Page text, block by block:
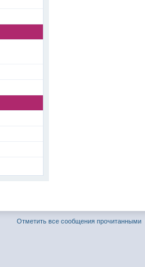
Отметить все сообщения прочитанными